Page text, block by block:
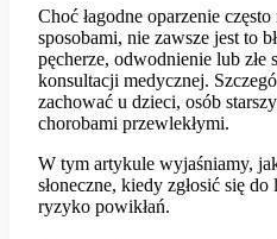
Choć łagodne oparzenie
sposobami, nie zawsze jest to
pęcherze, odwodnienie lub złe
konsultacji medycznej.
zachować u dzieci, osób
chorobami przewlekłymi.
W tym artykule wyjaśniamy,
słoneczne, kiedy zgłosić się
ryzyko powikłań.